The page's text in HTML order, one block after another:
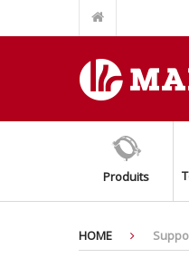
SUPPORT BASE
SUPPORT
BASE AVEC
AMORTISSEURS
COLLIER BLANC
KIT DE SUPPORT
PROFIL PERCÉ
PROFIL PERCÉ
COLLIER
Produits
HOME